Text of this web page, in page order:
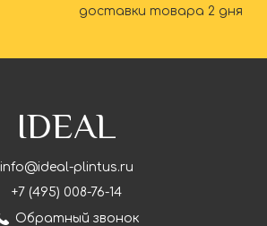
доставки товара 2 дня
IDEAL
info@ideal-plintus.ru
+7 (495) 008-76-14
Обратный звонок